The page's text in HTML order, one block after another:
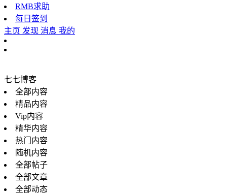
RMB求助
每日签到
主页 发现 消息 我的
七七博客
全部内容
精品内容
Vip内容
精华内容
热门内容
随机内容
全部帖子
全部文章
全部动态